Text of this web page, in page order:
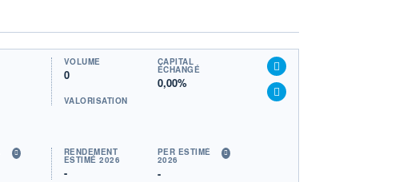
VOLUME
0
CAPITAL
ÉCHANGÉ
0,00%
VALORISATION
RENDEMENT
ESTIMÉ 2026
-
PER ESTIMÉ
2026
-